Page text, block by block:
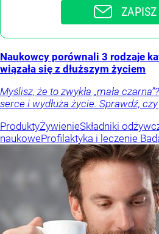
Naukowcy porównali 3 rodzaje
wiązała się z dłuższym życiem
Myślisz, że to zwykła „mała
serce i wydłuża życie. Sprawdź,
ProduktyŻywienieSkładniki
naukoweProfilaktyka i leczenie